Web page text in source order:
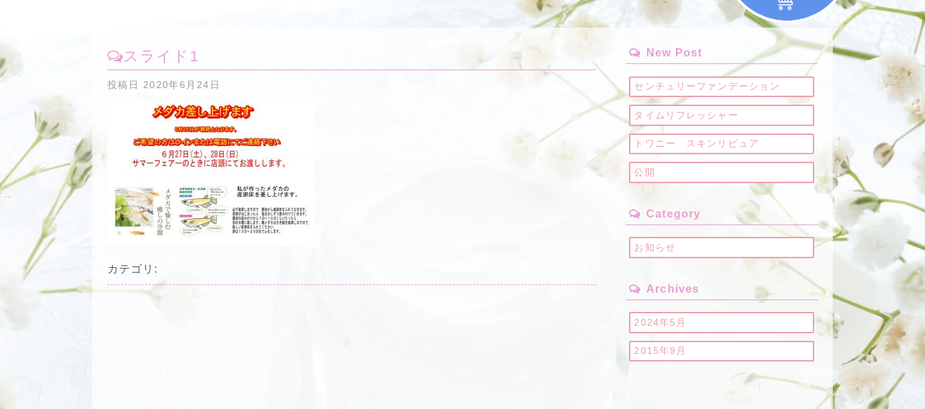
スライド1
投稿日 2020年6月24日
カテゴリ:
New Post
センチュリーファンデーション
タイムリフレッシャー
トワニー スキンリピュア
公開
Category
お知らせ
Archives
2024年5月
2015年9月